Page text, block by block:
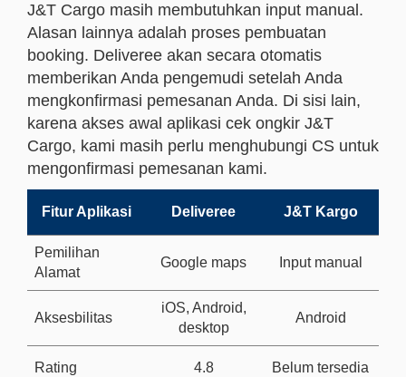
J&T Cargo masih membutuhkan input manual.
Alasan lainnya adalah proses pembuatan
booking. Deliveree akan secara otomatis
memberikan Anda pengemudi setelah Anda
mengkonfirmasi pemesanan Anda. Di sisi lain,
karena akses awal aplikasi cek ongkir J&T
Cargo, kami masih perlu menghubungi CS untuk
mengonfirmasi pemesanan kami.
Fitur Aplikasi Deliveree J&T Kargo
Pemilihan
Alamat
Google maps Input manual
Aksesbilitas
iOS, Android,
desktop
Android
Rating 4.8 Belum tersedia